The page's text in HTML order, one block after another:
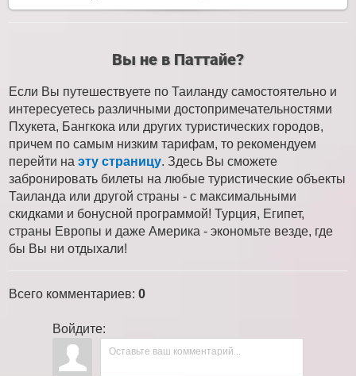
Вы не в Паттайе?
Если Вы путешествуете по Таиланду самостоятельно и
интересуетесь различными достопримечательностями
Пхукета, Бангкока или других туристических городов,
причем по самым низким тарифам, то рекомендуем
перейти на эту страницу. Здесь Вы сможете
забронировать билеты на любые туристические объекты
Таиланда или другой страны - с максимальными
скидками и бонусной программой! Турция, Египет,
страны Европы и даже Америка - экономьте везде, где
бы Вы ни отдыхали!
Всего комментариев: 0
Войдите: